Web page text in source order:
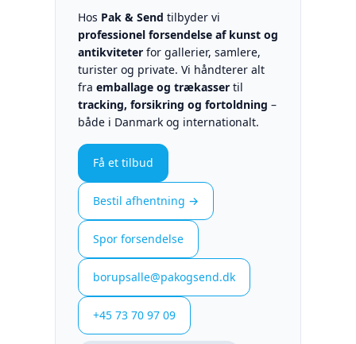
Hos Pak & Send tilbyder vi
professionel forsendelse af kunst og
antikviteterfor gallerier, samlere,
turister og private. Vi håndterer alt
fra emballage og trækassertil
tracking, forsikring og fortoldning –
både i Danmark og internationalt.
Få et tilbud
Bestil afhentning →
Spor forsendelse
borupsalle@pakogsend.dk
+45 73 70 97 09